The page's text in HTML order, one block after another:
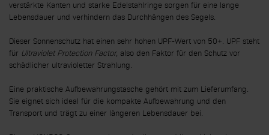
verstärkte Kanten und starke Edelstahlringe sorgen für eine lange
Lebensdauer und verhindern das Durchhängen des Segels.
Dieser Sonnenschutz hat einen sehr hohen UPF-Wert von 50+. UPF steht
für Ultraviolet Protection Factor, also den Faktor für den Schutz vor
schädlicher ultravioletter Strahlung.
Eine praktische Aufbewahrungstasche gehört mit zum Lieferumfang.
Sie eignet sich ideal für die kompakte Aufbewahrung und den
Transport und trägt zu einer längeren Lebensdauer bei.